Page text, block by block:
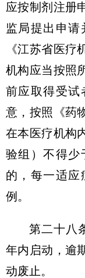
应按制剂注册
监局提出申
《江苏省医
机构应当按照
前应取得受试
意，按照《药
在本医疗机构
验组）不得少
的，每一适应
例。
第二十八
年内启动，逾
动废止。